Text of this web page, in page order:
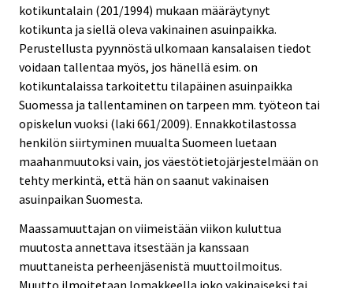
kotikuntalain (201/1994) mukaan määräytynyt
kotikunta ja siellä oleva vakinainen asuinpaikka.
Perustellusta pyynnöstä ulkomaan kansalaisen tiedot
voidaan tallentaa myös, jos hänellä esim. on
kotikuntalaissa tarkoitettu tilapäinen asuinpaikka
Suomessa ja tallentaminen on tarpeen mm. työteon tai
opiskelun vuoksi (laki 661/2009). Ennakkotilastossa
henkilön siirtyminen muualta Suomeen luetaan
maahanmuutoksi vain, jos väestötietojärjestelmään on
tehty merkintä, että hän on saanut vakinaisen
asuinpaikan Suomesta.
Maassamuuttajan on viimeistään viikon kuluttua
muutosta annettava itsestään ja kanssaan
muuttaneista perheenjäsenistä muuttoilmoitus.
Muutto ilmoitetaan lomakkeella joko vakinaiseksi tai